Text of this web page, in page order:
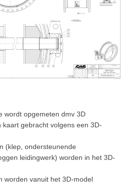
wordt opgemeten dmv 3D
kaart gebracht volgens een 3D-
(klep, ondersteunende
leidingwerk) worden in het 3D-
worden vanuit het 3D-model